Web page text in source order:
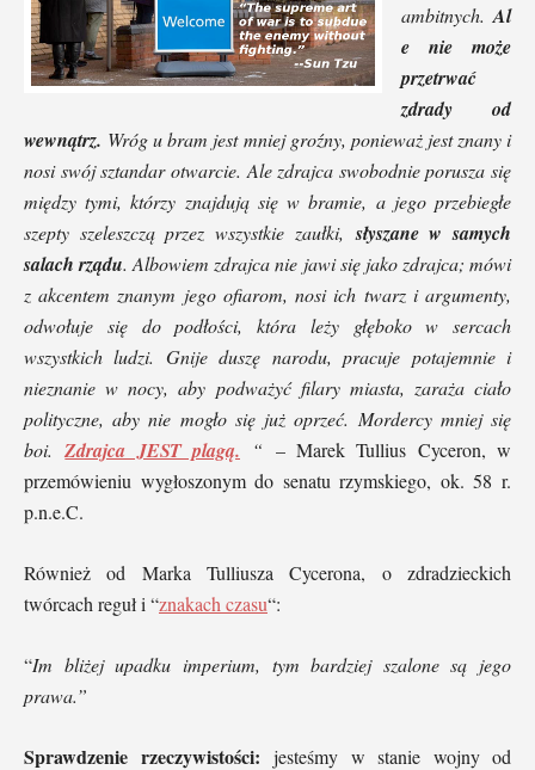
ambitnych. Al
e nie może
przetrwać
zdrady od
wewnątrz. Wróg u bram jest mniej groźny, ponieważ jest znany i
nosi swój sztandar otwarcie. Ale zdrajca swobodnie porusza się
między tymi, którzy znajdują się w bramie, a jego przebiegłe
szepty szeleszczą przez wszystkie zaułki, słyszane w samych
salach rządu. Albowiem zdrajca nie jawi się jako zdrajca; mówi
z akcentem znanym jego ofiarom, nosi ich twarz i argumenty,
odwołuje się do podłości, która leży głęboko w sercach
wszystkich ludzi. Gnije duszę narodu, pracuje potajemnie i
nieznanie w nocy, aby podważyć filary miasta, zaraża ciało
polityczne, aby nie mogło się już oprzeć. Mordercy mniej się
boi. Zdrajca JEST plagą. “ – Marek Tullius Cyceron, w
przemówieniu wygłoszonym do senatu rzymskiego, ok. 58 r.
p.n.e.C.
Również od Marka Tulliusza Cycerona, o zdradzieckich
twórcach reguł i “znakach czasu“:
“Im bliżej upadku imperium, tym bardziej szalone są jego
prawa.”
Sprawdzenie rzeczywistości: jesteśmy w stanie wojny od